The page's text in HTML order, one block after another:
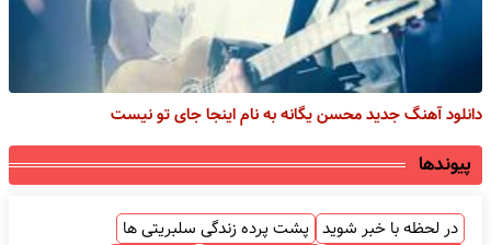
دانلود آهنگ جدید محسن یگانه به نام اینجا جای تو نیست
پیوندها
در لحظه با خبر شوید پشت پرده زندگی سلبریتی ها